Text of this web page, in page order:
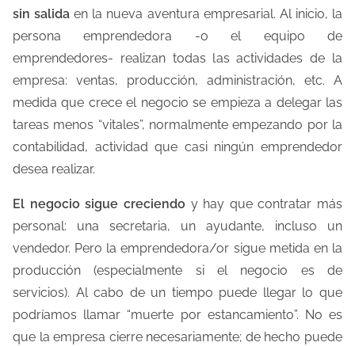
d
e
l
a
e
n
t
r
d
a
sin salida en la nueva aventura empresarial. Al inicio, la
persona emprendedora -o el equipo de
emprendedores- realizan todas las actividades de la
empresa: ventas, producción, administración, etc. A
medida que crece el negocio se empieza a delegar las
tareas menos “vitales”, normalmente empezando por la
contabilidad, actividad que casi ningún emprendedor
desea realizar.
El negocio sigue creciendo y hay que contratar más
personal: una secretaria, un ayudante, incluso un
vendedor. Pero la emprendedora/or sigue metida en la
producción (especialmente si el negocio es de
servicios). Al cabo de un tiempo puede llegar lo que
podríamos llamar “muerte por estancamiento”. No es
que la empresa cierre necesariamente; de hecho puede